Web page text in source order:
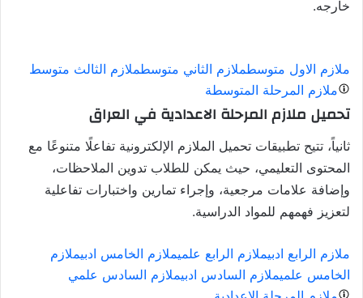
خارجه.
ملازم الاول متوسطملازم الثاني متوسطملازم الثالث متوسط
ملازم المرحلة المتوسطة
تحميل ملازم المرحلة الاعدادية في العراق
ثانياً، تتيح تطبيقات تحميل الملازم الإلكترونية تفاعلًا متنوعًا مع
المحتوى التعليمي، حيث يمكن للطلاب تدوين الملاحظات،
وإضافة علامات مرجعية، وإجراء تمارين واختبارات تفاعلية
لتعزيز فهمهم للمواد الدراسية.
ملازم الرابع ادبيملازم الرابع علميملازم الخامس ادبيملازم
الخامس علميملازم السادس ادبيملازم السادس علمي